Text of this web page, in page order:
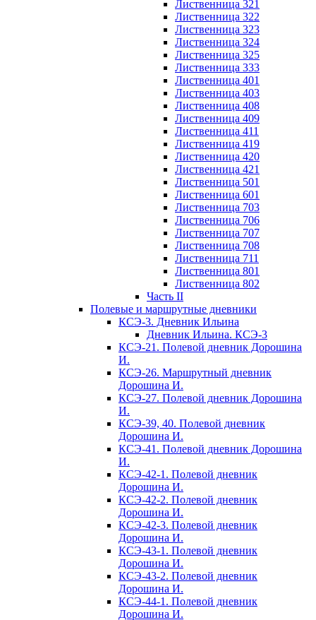
Лиственница 321
Лиственница 322
Лиственница 323
Лиственница 324
Лиственница 325
Лиственница 333
Лиственница 401
Лиственница 403
Лиственница 408
Лиственница 409
Лиственница 411
Лиственница 419
Лиственница 420
Лиственница 421
Лиственница 501
Лиственница 601
Лиственница 703
Лиственница 706
Лиственница 707
Лиственница 708
Лиственница 711
Лиственница 801
Лиственница 802
Часть II
Полевые и маршрутные дневники
КСЭ-3. Дневник Ильина
Дневник Ильина. КСЭ-3
КСЭ-21. Полевой дневник Дорошина
И.
КСЭ-26. Маршрутный дневник
Дорошина И.
КСЭ-27. Полевой дневник Дорошина
И.
КСЭ-39, 40. Полевой дневник
Дорошина И.
КСЭ-41. Полевой дневник Дорошина
И.
КСЭ-42-1. Полевой дневник
Дорошина И.
КСЭ-42-2. Полевой дневник
Дорошина И.
КСЭ-42-3. Полевой дневник
Дорошина И.
КСЭ-43-1. Полевой дневник
Дорошина И.
КСЭ-43-2. Полевой дневник
Дорошина И.
КСЭ-44-1. Полевой дневник
Дорошина И.